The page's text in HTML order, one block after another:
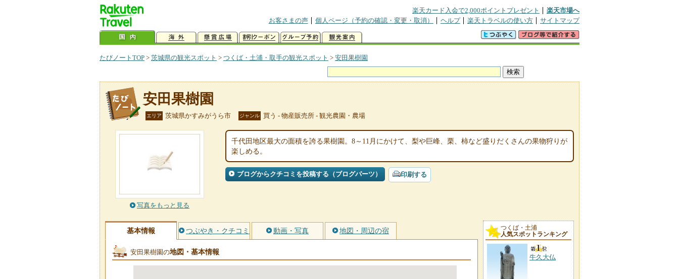
楽天カード入会で2,000ポイントプレゼント
楽天市場へ
お客さまの声
個人ページ（予約の確認・変更・取消） ヘルプ 楽天トラベルの使い方 サイトマップ
たびノートTOP > 茨城県の観光スポット > つくば・土浦・取手の観光スポット > 安田果樹園
安田果樹園
エリア 茨城県かすみがうら市 ジャンル 買う - 物産販売所 - 観光農園・農場
写真をもっと見る
千代田地区最大の面積を誇る果樹園。8～11月にかけて、梨や巨峰、栗、柿など盛りだくさんの果物狩りが
楽しめる。
ブログからクチコミを投稿する（ブログパーツ） 印刷する
基本情報 つぶやき・クチコミ 動画・写真 地図・周辺の宿
安田果樹園の地図・基本情報
つくば・土浦
人気スポットランキング
牛久大仏